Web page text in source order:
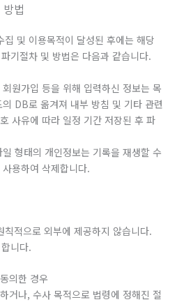
법
및 이용목적이 달성된 후에는 해당
기절차 및 방법은 다음과 같습니다.
원가입 등을 위해 입력하신 정보는 목
DB로 옮겨져 내부 방침 및 기타 관련
사유에 따라 일정 기간 저장된 후 파
형태의 개인정보는 기록을 재생할 수
용하여 삭제합니다.
적으로 외부에 제공하지 않습니다.
니다.
의한 경우
거나, 수사 목적으로 법령에 정해진 절